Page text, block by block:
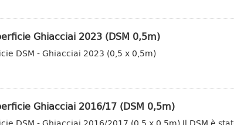
Ghiacciai 2023 (DSM 0,5m)
DSM - Ghiacciai 2023 (0,5 x 0,5m)
Ghiacciai 2016/17 (DSM 0,5m)